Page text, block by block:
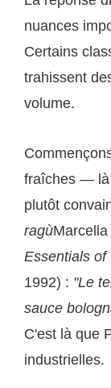
nuances
Certains
trahissent
volume.
fraîches — là
plutôt
ragù
Essentials of
1992) : "Le
sauce
C'est là que
industrielles.